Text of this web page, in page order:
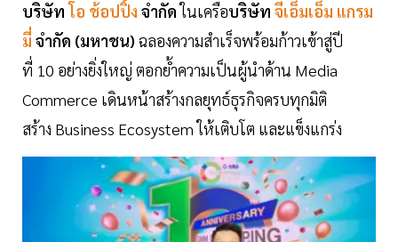
บริษัทโอ ช้อปปิ้ง จำกัดในเครือบริษัท จีเอ็มเอ็ม แกรม
มี่ จำกัด (มหาชน) ฉลองความสำเร็จพร้อมก้าวเข้าสู่ปี
ที่ 10 อย่างยิ่งใหญ่ ตอกย้ำความเป็นผู้นำด้าน Media
Commerce เดินหน้าสร้างกลยุทธ์ธุรกิจครบทุกมิติ
สร้าง Business Ecosystem ให้เติบโต และแข็งแกร่ง